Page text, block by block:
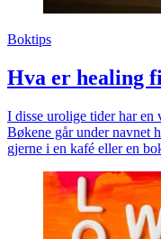
Boktips
Hva er healing
I disse urolige tider har en
Bøkene går under navnet
gjerne i en kafé eller en